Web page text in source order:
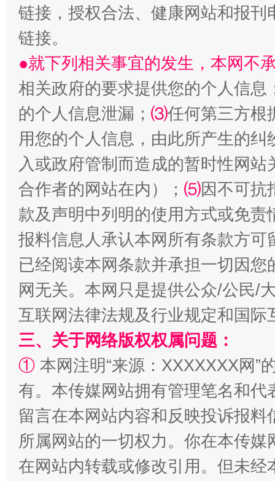
揭批美国五大"原罪" "炒
解纷+调解+退费，一次搞定
链接，授权合法、健康网站和报
链接。
●就下列相关事宜的发生，本网不
相关政府的要求提供您的个人信息
的个人信息泄漏； ⑶任何第三方根
用您的个人信息，由此所产生的纠
入或政府管制而造成的暂时性网
合作者的网站在内）； ⑸因不可抗
款及声明中列明的使用方式或免责
报料信息人承认本网所有条款方
已经阅读本网条款并承担一切因
网无关。本网只是提供公众/公民/
互联网法律法规及行业规定和国
三、关于网络版权权属问题：
① 本网注明“来源：XXXXXXX网”
有。本传媒网站拥有管理笔名和
留言在本网站内容和反映投诉报
所属网站的一切权力。你在本传
在网站内转载或修改引用。但未